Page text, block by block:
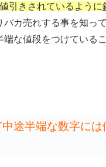
引きされているように
バカ売れする事を知っ
端な値段をつけている
途半端な数字には